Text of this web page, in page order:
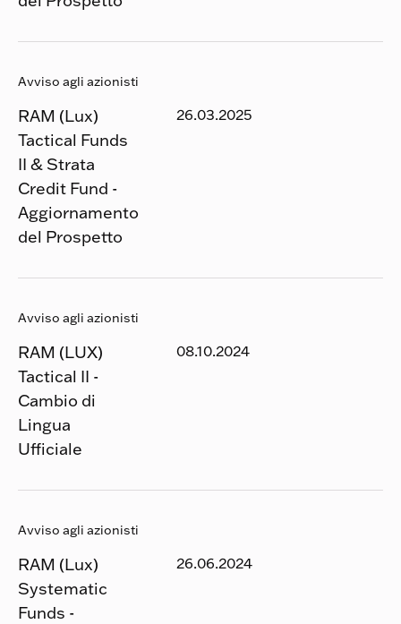
Avviso agli azionisti
RAM (Lux)
Tactical Funds
II & Strata
Credit Fund -
Aggiornamento
del Prospetto
26.03.2025
Avviso agli azionisti
RAM (LUX)
Tactical II -
Cambio di
Lingua
Ufficiale
08.10.2024
Avviso agli azionisti
RAM (Lux)
Systematic
Funds -
26.06.2024